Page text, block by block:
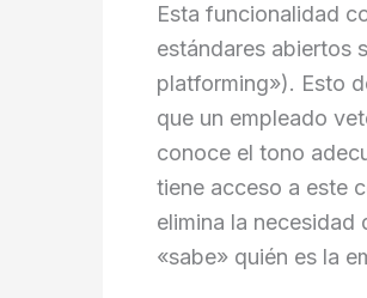
Esta funcionalidad
estándares abiertos
platforming»). Esto
que un empleado
conoce el tono
tiene acceso a este
elimina la necesidad
«sabe» quién es la